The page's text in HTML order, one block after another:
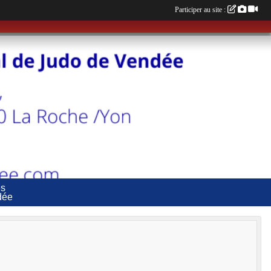
Participer au site :